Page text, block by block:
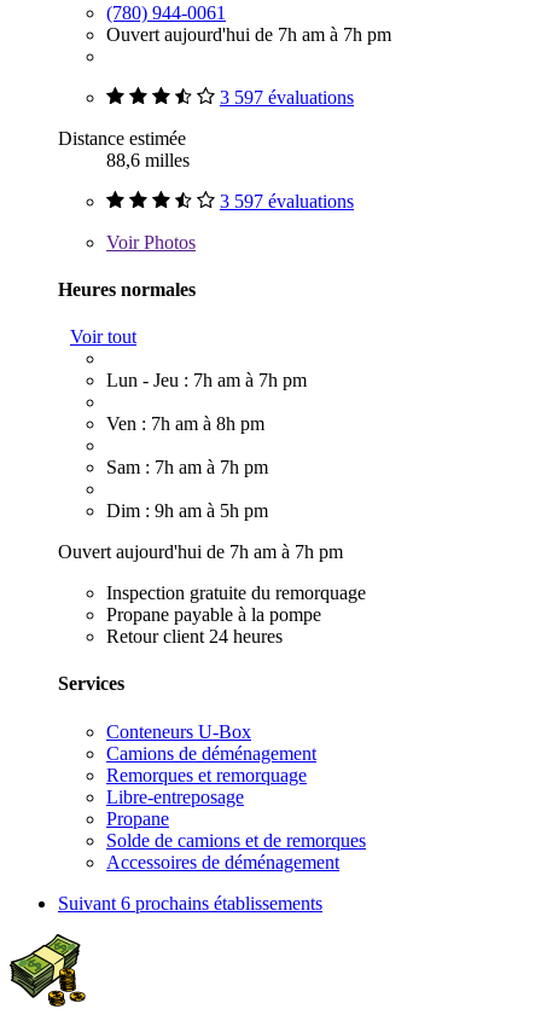
(780) 944-0061
Ouvert aujourd'hui de 7h am à 7h pm
3 597 évaluations
Distance estimée
88,6 milles
3 597 évaluations
VoirPhotos
Heures normales
Voir tout
Lun - Jeu : 7h am à 7h pm
Ven : 7h am à 8h pm
Sam : 7h am à 7h pm
Dim : 9h am à 5h pm
Ouvert aujourd'hui de 7h am à 7h pm
Inspection gratuite du remorquage
Propane payable à la pompe
Retour client 24 heures
Services
Conteneurs U-Box
Camions de déménagement
Remorques et remorquage
Libre-entreposage
Propane
Solde de camions et de remorques
Accessoires de déménagement
Suivant 6 prochains établissements